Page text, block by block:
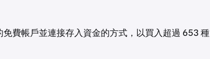
費帳戶並連接存入資金的方式，以買入超過 653 種